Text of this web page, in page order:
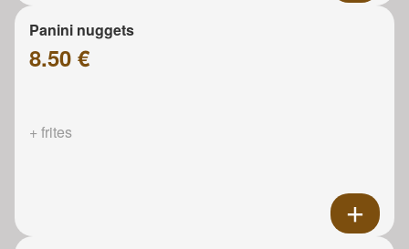
Panini nuggets
8.50 €
+ frites